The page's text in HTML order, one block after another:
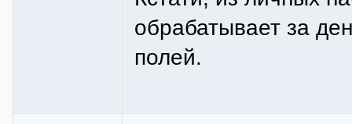
обрабатывает за
полей.